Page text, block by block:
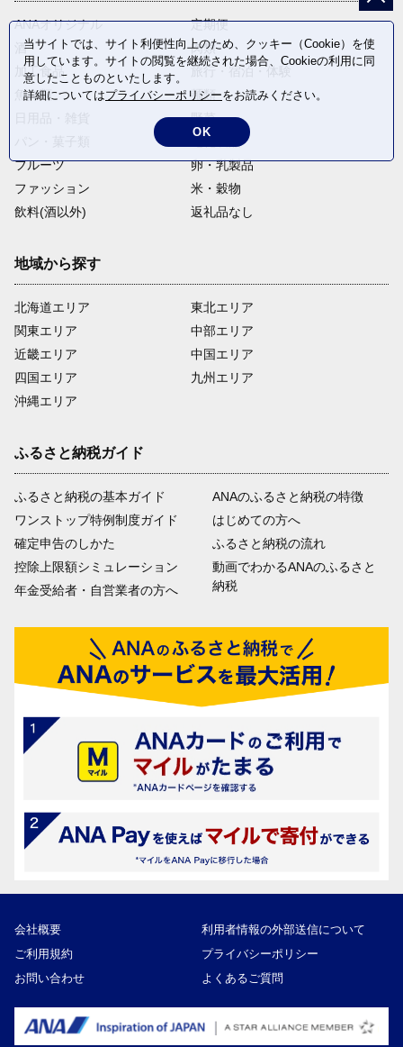
ANAオリジナル
定期便
酒
肉類
加工食品
旅行・宿泊・体験
魚介類
麺類
野菜
フルーツ
卵・乳製品
ファッション
米・穀物
飲料(酒以外)
返礼品なし
地域から探す
北海道エリア
関東エリア
近畿エリア
四国エリア
沖縄エリア
東北エリア
中部エリア
中国エリア
九州エリア
ふるさと納税ガイド
ふるさと納税の基本ガイド
ワンストップ特例制度ガイド
確定申告のしかた
控除上限額シミュレーション
年金受給者・自営業者の方へ
ANAのふるさと納税の特徴
はじめての方へ
ふるさと納税の流れ
動画でわかるANAのふるさと
納税
会社概要
利用者情報の外部送信について
ご利用規約
プライバシーポリシー
お問い合わせ
よくあるご質問
当サイトでは、サイト利便性向上のため、クッキー（Cookie）を使
用しています。サイトの閲覧を継続された場合、Cookieの利用に同
意したことものといたします。
詳細についてはプライバシーポリシーをお読みください。
OK